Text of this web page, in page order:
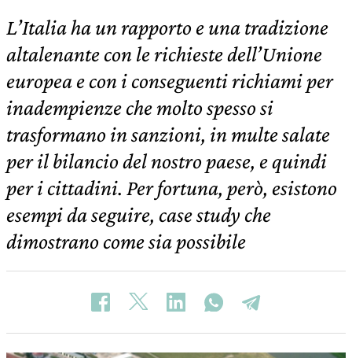
L’Italia ha un rapporto e una tradizione
altalenante con le richieste dell’Unione
europea e con i conseguenti richiami per
inadempienze che molto spesso si
trasformano in sanzioni, in multe salate
per il bilancio del nostro paese, e quindi
per i cittadini. Per fortuna, però, esistono
esempi da seguire, case study che
dimostrano come sia possibile